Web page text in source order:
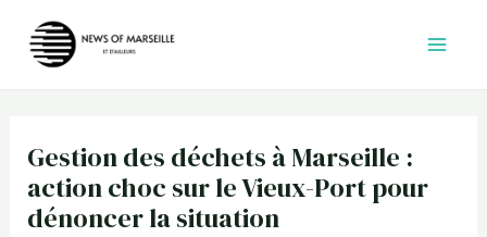
Gestion des déchets à Marseille :
action choc sur le Vieux-Port pour
dénoncer la situation